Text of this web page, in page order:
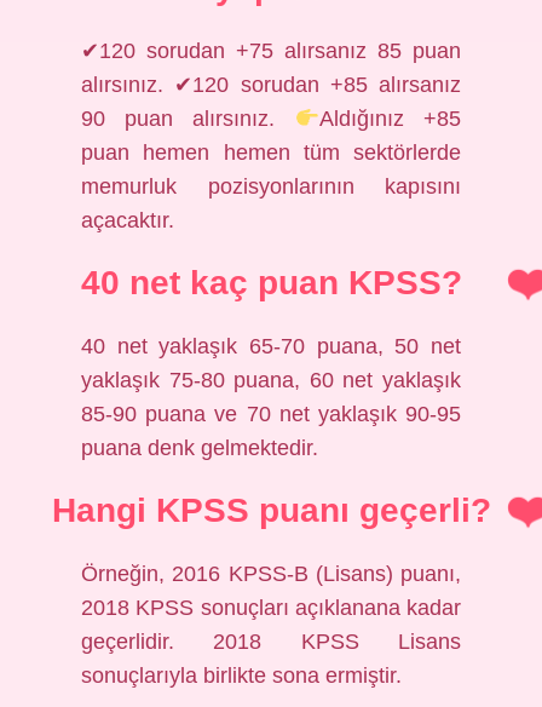
✔120 sorudan +75 alırsanız 85 puan
alırsınız. ✔120 sorudan +85 alırsanız
90 puan alırsınız.
Aldığınız +85
puan hemen hemen tüm sektörlerde
memurluk pozisyonlarının kapısını
açacaktır.
40 net kaç puan KPSS?
40 net yaklaşık 65-70 puana, 50 net
yaklaşık 75-80 puana, 60 net yaklaşık
85-90 puana ve 70 net yaklaşık 90-95
puana denk gelmektedir.
Hangi KPSS puanı geçerli?
Örneğin, 2016 KPSS-B (Lisans) puanı,
2018 KPSS sonuçları açıklanana kadar
geçerlidir. 2018 KPSS Lisans
sonuçlarıyla birlikte sona ermiştir.